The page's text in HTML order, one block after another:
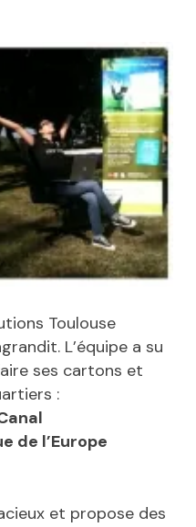
Toulouse
L’équipe a su
ses cartons et
:
de l’Europe
et propose des